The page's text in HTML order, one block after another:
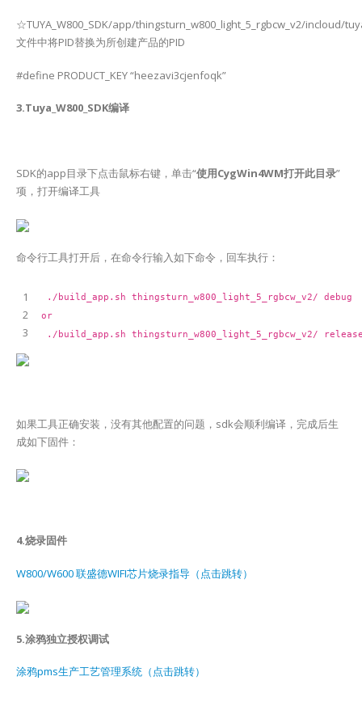
☆TUYA_W800_SDK/app/thingsturn_w800_light_5_rgbcw_v2/incloud/
文件中将PID替换为所创建产品的PID
#define PRODUCT_KEY “heezavi3cjenfoqk”
3.Tuya_W800_SDK编译
SDK的app目录下点击鼠标右键，单击“使用CygWin4WM打开此目录”
项，打开编译工具
命令行工具打开后，在命令行输入如下命令，回车执行：
1
2
3
. /build_app .sh thingsturn_w800_light_5_rgbcw_v2/ debug
or
. /build_app .sh thingsturn_w800_light_5_rgbcw_v2/
如果工具正确安装，没有其他配置的问题，sdk会顺利编译，完成后生
成如下固件：
4.烧录固件
W800/W600 联盛德WIFI芯片烧录指导（点击跳转）
5.涂鸦独立授权调试
涂鸦pms生产工艺管理系统（点击跳转）